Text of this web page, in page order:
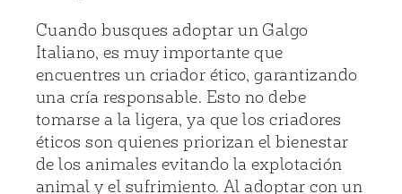
Cuando busques adoptar un Galgo
Italiano, es muy importante que
encuentres un criador ético, garantizando
una cría responsable. Esto no debe
tomarse a la ligera, ya que los criadores
éticos son quienes priorizan el bienestar
de los animales evitando la explotación
animal y el sufrimiento. Al adoptar con un